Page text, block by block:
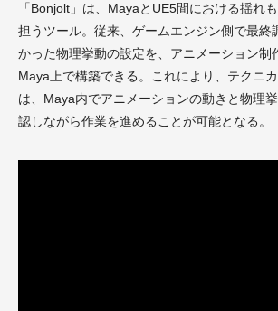
「Bonjolt」は、MayaとUE5間における揺れ
担うツール。従来、ゲームエンジン側で最終
かった物理挙動の設定を、アニメーション制
Maya上で構築できる。これにより、テクニ
は、Maya内でアニメーションの動きと物理
認しながら作業を進めることが可能となる。